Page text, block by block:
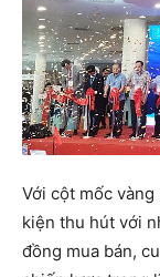
Với cột mốc
kiện thu hút với
đồng mua bán,